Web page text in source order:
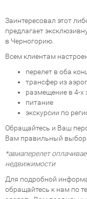
Заинтересовал этот
предлагает
в Черногорию.
Всем клиентам
перелет в оба
трансфер из
размещение в 4-х
питание
экскурсии по
Обращайтесь и Ваш
Вам правильный выбор!
*авиаперелет
недвижимости
Для подробной
обращайтесь к нам по